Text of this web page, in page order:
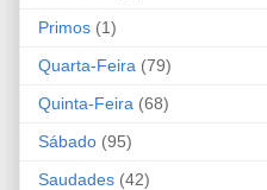
Primos (1)
Quarta-Feira (79)
Quinta-Feira (68)
Sábado (95)
Saudades (42)